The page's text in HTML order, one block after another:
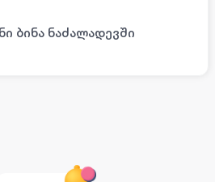
ბინა ნაძალადევში